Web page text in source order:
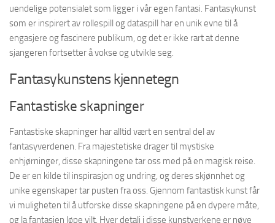
uendelige potensialet som ligger i vår egen fantasi. Fantasykunst
som er inspirert av rollespill og dataspill har en unik evne til å
engasjere og fascinere publikum, og det er ikke rart at denne
sjangeren fortsetter å vokse og utvikle seg.
Fantasykunstens kjennetegn
Fantastiske skapninger
Fantastiske skapninger har alltid vært en sentral del av
fantasyverdenen. Fra majestetiske drager til mystiske
enhjørninger, disse skapningene tar oss med på en magisk reise.
De er en kilde til inspirasjon og undring, og deres skjønnhet og
unike egenskaper tar pusten fra oss. Gjennom fantastisk kunst får
vi muligheten til å utforske disse skapningene på en dypere måte,
og la fantasien løpe vilt. Hver detalj i disse kunstverkene er nøye